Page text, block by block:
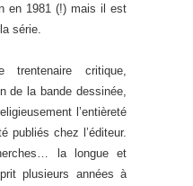
en 1981 (!) mais il est
série.
trentenaire critique,
de la bande dessinée,
l’entièreté
publiés chez l’éditeur.
la longue et
plusieurs années à